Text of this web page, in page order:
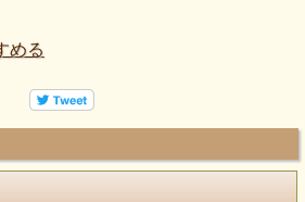
める